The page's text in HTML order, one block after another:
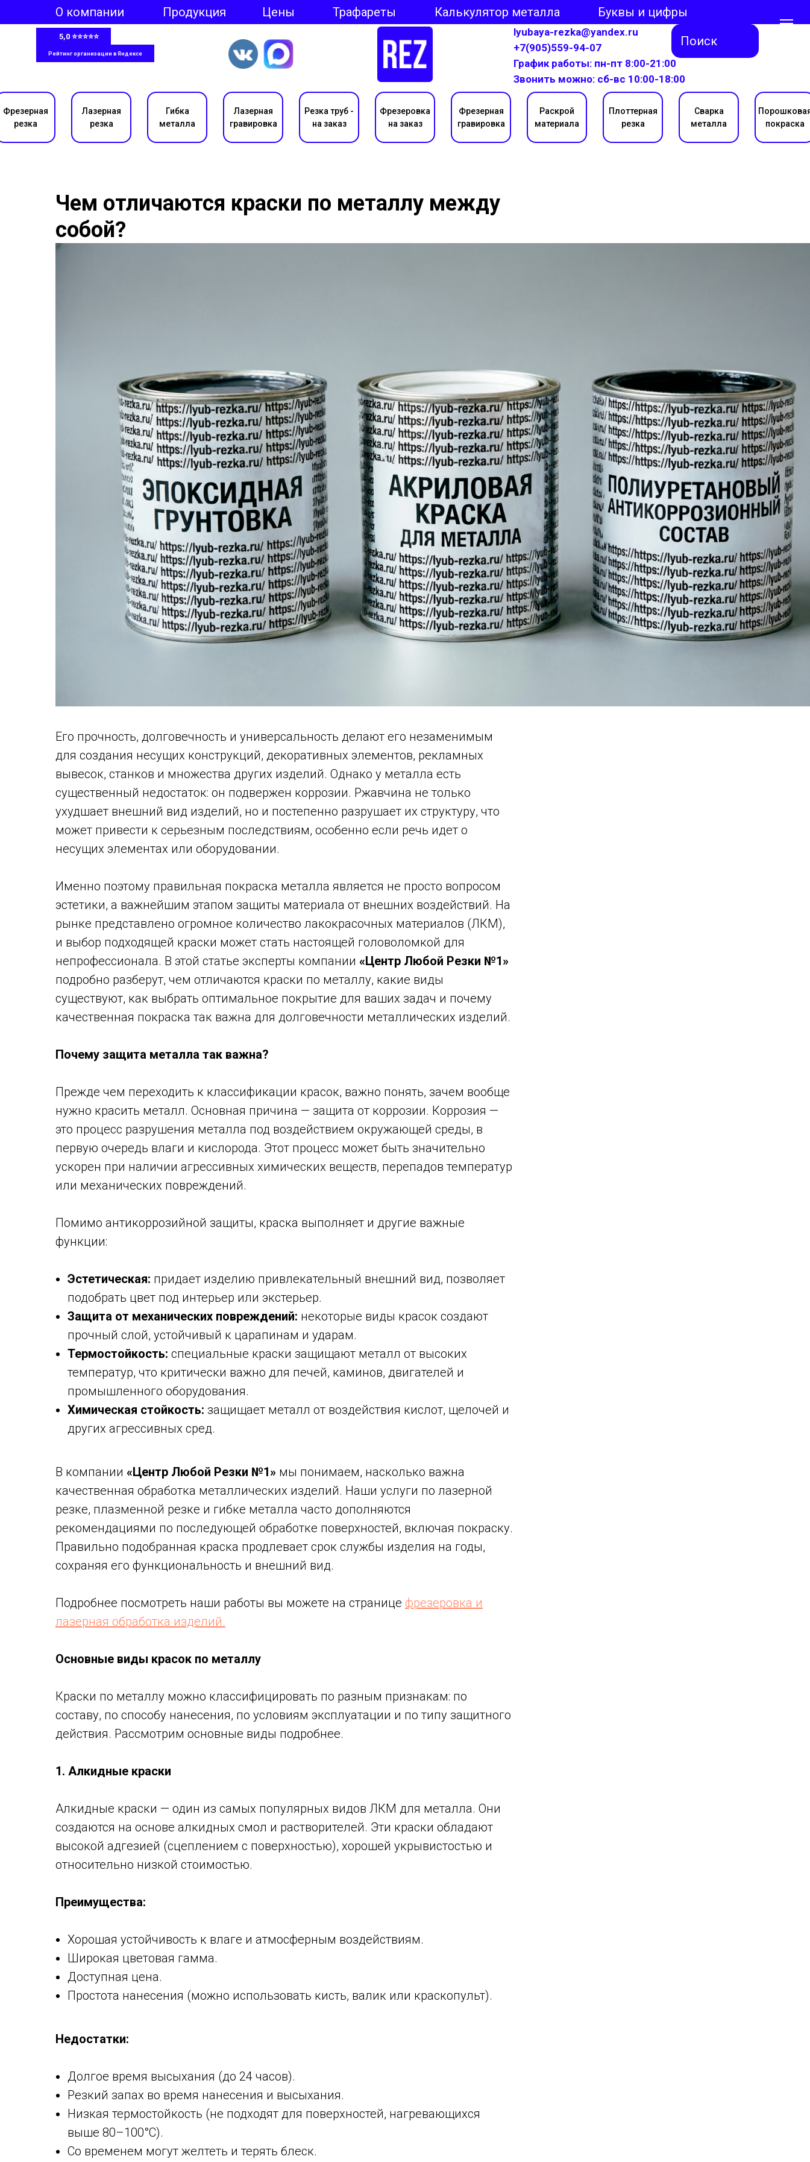
О компании Цены Трафареты Калькулятор металла Буквы и цифры
Продукция
lyubaya-rezka@yandex.ru
Поиск
+7(905)559-94-07
График работы: пн-пт 8:00-21:00
Звонить можно: сб-вс 10:00-18:00
Фрезерная
резка
Лазерная
резка
Фрезеровка
на заказ
Гибка
металла
Лазерная
гравировка
Резка труб -
на заказ
Плоттерная
резка
Сварка
металла
покраска
Фрезерная
гравировка
Раскрой
материала
Чем отличаются краски по металлу между
собой?
Его прочность, долговечность и универсальность делают его незаменимым
для создания несущих конструкций, декоративных элементов, рекламных
вывесок, станков и множества других изделий. Однако у металла есть
существенный недостаток: он подвержен коррозии. Ржавчина не только
ухудшает внешний вид изделий, но и постепенно разрушает их структуру, что
может привести к серьезным последствиям, особенно если речь идет о
несущих элементах или оборудовании.
Именно поэтому правильная покраска металла является не просто вопросом
эстетики, а важнейшим этапом защиты материала от внешних воздействий. На
рынке представлено огромное количество лакокрасочных материалов (ЛКМ),
и выбор подходящей краски может стать настоящей головоломкой для
непрофессионала. В этой статье эксперты компании «Центр Любой Резки №1»
подробно разберут, чем отличаются краски по металлу, какие виды
существуют, как выбрать оптимальное покрытие для ваших задач и почему
качественная покраска так важна для долговечности металлических изделий.
Почему защита металла так важна?
Прежде чем переходить к классификации красок, важно понять, зачем вообще
нужно красить металл. Основная причина — защита от коррозии. Коррозия —
это процесс разрушения металла под воздействием окружающей среды, в
первую очередь влаги и кислорода. Этот процесс может быть значительно
ускорен при наличии агрессивных химических веществ, перепадов температур
или механических повреждений.
Помимо антикоррозийной защиты, краска выполняет и другие важные
функции:
Эстетическая: придает изделию привлекательный внешний вид, позволяет
подобрать цвет под интерьер или экстерьер.
Защита от механических повреждений: некоторые виды красок создают
прочный слой, устойчивый к царапинам и ударам.
Термостойкость: специальные краски защищают металл от высоких
температур, что критически важно для печей, каминов, двигателей и
промышленного оборудования.
Химическая стойкость: защищает металл от воздействия кислот, щелочей и
других агрессивных сред.
В компании «Центр Любой Резки №1» мы понимаем, насколько важна
качественная обработка металлических изделий. Наши услуги по лазерной
резке, плазменной резке и гибке металла часто дополняются
рекомендациями по последующей обработке поверхностей, включая покраску.
Правильно подобранная краска продлевает срок службы изделия на годы,
сохраняя его функциональность и внешний вид.
Подробнее посмотреть наши работы вы можете на странице фрезеровка и
лазерная обработка изделий.
Основные виды красок по металлу
Краски по металлу можно классифицировать по разным признакам: по
составу, по способу нанесения, по условиям эксплуатации и по типу защитного
действия. Рассмотрим основные виды подробнее.
1. Алкидные краски
Алкидные краски — один из самых популярных видов ЛКМ для металла. Они
создаются на основе алкидных смол и растворителей. Эти краски обладают
высокой адгезией (сцеплением с поверхностью), хорошей укрывистостью и
относительно низкой стоимостью.
Преимущества:
Хорошая устойчивость к влаге и атмосферным воздействиям.
Широкая цветовая гамма.
Доступная цена.
Простота нанесения (можно использовать кисть, валик или краскопульт).
Недостатки:
Долгое время высыхания (до 24 часов).
Резкий запах во время нанесения и высыхания.
Низкая термостойкость (не подходят для поверхностей, нагревающихся
выше 80–100°C).
Со временем могут желтеть и терять блеск.
5,0 ⭐⭐⭐⭐⭐
Рейтинг организации в Яндексе